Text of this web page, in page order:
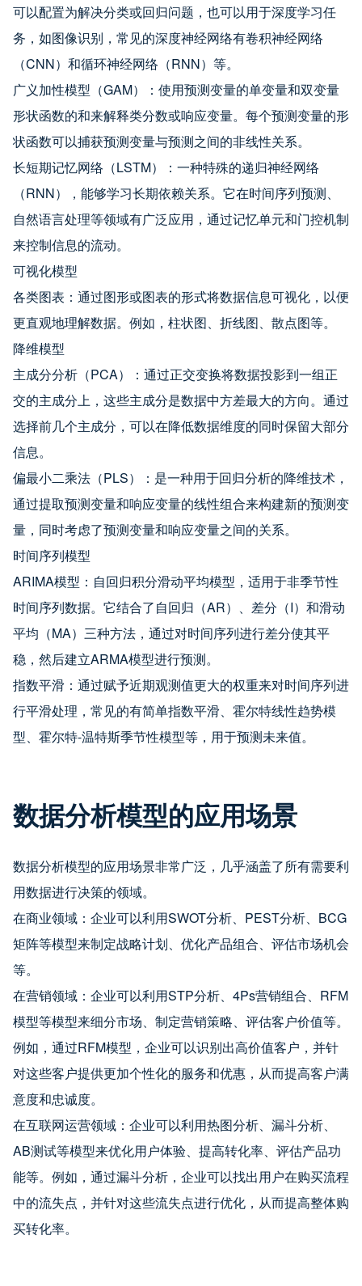
可以配置为解决分类或回归问题，也可以用于深度学习任
务，如图像识别，常见的深度神经网络有卷积神经网络
（CNN）和循环神经网络（RNN）等。
广义加性模型（GAM）：使用预测变量的单变量和双变量
形状函数的和来解释类分数或响应变量。每个预测变量的形
状函数可以捕获预测变量与预测之间的非线性关系。
长短期记忆网络（LSTM）：一种特殊的递归神经网络
（RNN），能够学习长期依赖关系。它在时间序列预测、
自然语言处理等领域有广泛应用，通过记忆单元和门控机制
来控制信息的流动。
可视化模型
各类图表：通过图形或图表的形式将数据信息可视化，以便
更直观地理解数据。例如，柱状图、折线图、散点图等。
降维模型
主成分分析（PCA）：通过正交变换将数据投影到一组正
交的主成分上，这些主成分是数据中方差最大的方向。通过
选择前几个主成分，可以在降低数据维度的同时保留大部分
信息。
偏最小二乘法（PLS）：是一种用于回归分析的降维技术，
通过提取预测变量和响应变量的线性组合来构建新的预测变
量，同时考虑了预测变量和响应变量之间的关系。
时间序列模型
ARIMA模型：自回归积分滑动平均模型，适用于非季节性
时间序列数据。它结合了自回归（AR）、差分（I）和滑动
平均（MA）三种方法，通过对时间序列进行差分使其平
稳，然后建立ARMA模型进行预测。
指数平滑：通过赋予近期观测值更大的权重来对时间序列进
行平滑处理，常见的有简单指数平滑、霍尔特线性趋势模
型、霍尔特-温特斯季节性模型等，用于预测未来值。
数据分析模型的应用场景
数据分析模型的应用场景非常广泛，几乎涵盖了所有需要利
用数据进行决策的领域。
在商业领域：企业可以利用SWOT分析、PEST分析、BCG
矩阵等模型来制定战略计划、优化产品组合、评估市场机会
等。
在营销领域：企业可以利用STP分析、4Ps营销组合、RFM
模型等模型来细分市场、制定营销策略、评估客户价值等。
例如，通过RFM模型，企业可以识别出高价值客户，并针
对这些客户提供更加个性化的服务和优惠，从而提高客户满
意度和忠诚度。
在互联网运营领域：企业可以利用热图分析、漏斗分析、
AB测试等模型来优化用户体验、提高转化率、评估产品功
能等。例如，通过漏斗分析，企业可以找出用户在购买流程
中的流失点，并针对这些流失点进行优化，从而提高整体购
买转化率。